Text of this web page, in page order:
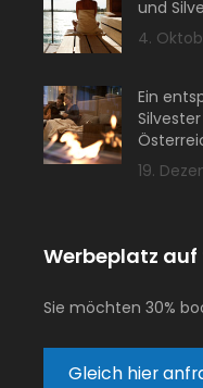
und
4.
Ein
19.
Werbeplatz
Sie möchten 30%
Gleich hier